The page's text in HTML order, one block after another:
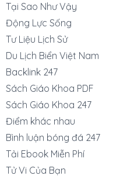
Tại Sao Như Vậy
Động Lực Sống
Tư Liệu Lịch Sử
Du Lịch Biển Việt Nam
Backlink 247
Sách Giáo Khoa PDF
Sách Giáo Khoa 247
Điểm khác nhau
Bình luận bóng đá 247
Tải Ebook Miễn Phí
Tử Vi Của Bạn